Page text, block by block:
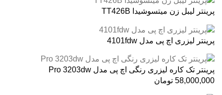
پرینتر لیبل زن میتسوشیدا TT426B
پرینتر لیزری اچ پی مدل 4101fdw
پرینتر تک کاره لیزری رنگی اچ پی مدل Pro 3203dw
58,000,000 تومان